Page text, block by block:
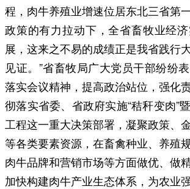
程，肉牛养殖业增速位居东北三省第
政策的有力拉动下，全省畜牧业经
展，这来之不易的成绩正是我省践行
见证。”省畜牧局广大党员干部纷纷
落实会议精神，提高政治站位，强化
彻落实省委、省政府实施“秸秆变肉”
工程这一重大决策部署，凝聚政策、
等各类要素资源，在畜禽种业、养殖
肉牛品牌和营销市场等方面做优、做
加快构建肉牛产业生态体系，为农业